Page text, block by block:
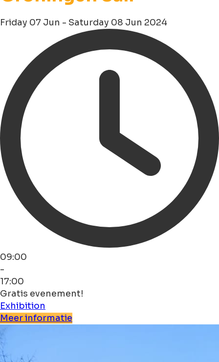
Friday 07 Jun - Saturday 08 Jun 2024
09:00
-
17:00
Gratis evenement!
Exhibition
Meer informatie